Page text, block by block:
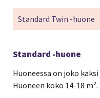
Standard Twin -huone
Standard -huone
Huoneessa on joko
Huoneen koko 14-18 m².